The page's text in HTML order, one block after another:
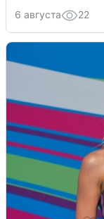
6 августа 22